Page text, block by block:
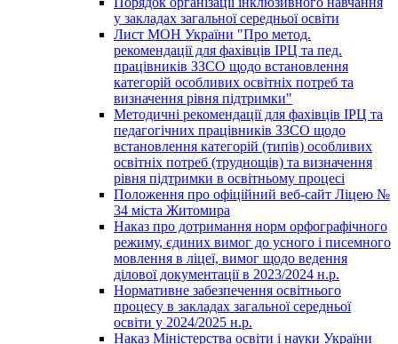
у закладах загальної середньої освіти
Лист МОН України "Про метод.
рекомендації для фахівців ІРЦ та пед.
працівників ЗЗСО щодо встановлення
категорій особливих освітніх потреб та
визначення рівня підтримки"
Методичні рекомендації для фахівців ІРЦ та
педагогічних працівників ЗЗСО щодо
встановлення категорій (типів) особливих
освітніх потреб (труднощів) та визначення
рівня підтримки в освітньому процесі
Положення про офіційний веб-сайт Ліцею №
34 міста Житомира
Наказ про дотримання норм орфографічного
режиму, єдиних вимог до усного і писемного
мовлення в ліцеї, вимог щодо ведення
ділової документації в 2023/2024 н.р.
Нормативне забезпечення освітнього
процесу в закладах загальної середньої
освіти у 2024/2025 н.р.
Наказ Міністерства освіти і науки України